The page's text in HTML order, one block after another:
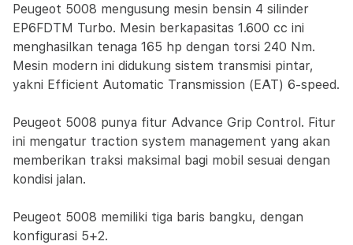
Peugeot 5008 mengusung mesin bensin 4 silinder
EP6FDTM Turbo. Mesin berkapasitas 1.600 cc ini
menghasilkan tenaga 165 hp dengan torsi 240 Nm.
Mesin modern ini didukung sistem transmisi pintar,
yakni Efficient Automatic Transmission (EAT) 6-speed.
Peugeot 5008 punya fitur Advance Grip Control. Fitur
ini mengatur traction system management yang akan
memberikan traksi maksimal bagi mobil sesuai dengan
kondisi jalan.
Peugeot 5008 memiliki tiga baris bangku, dengan
konfigurasi 5+2.